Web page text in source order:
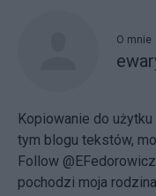
O mnie
Kopiowanie do
tym blogu tekstów,
Follow @EFedorowicz
pochodzi moja rodzina